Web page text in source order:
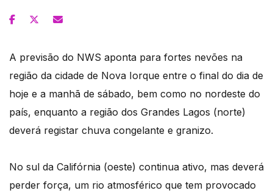
A previsão do NWS aponta para fortes nevões na
região da cidade de Nova Iorque entre o final do dia de
hoje e a manhã de sábado, bem como no nordeste do
país, enquanto a região dos Grandes Lagos (norte)
deverá registar chuva congelante e granizo.
No sul da Califórnia (oeste) continua ativo, mas deverá
perder força, um rio atmosférico que tem provocado